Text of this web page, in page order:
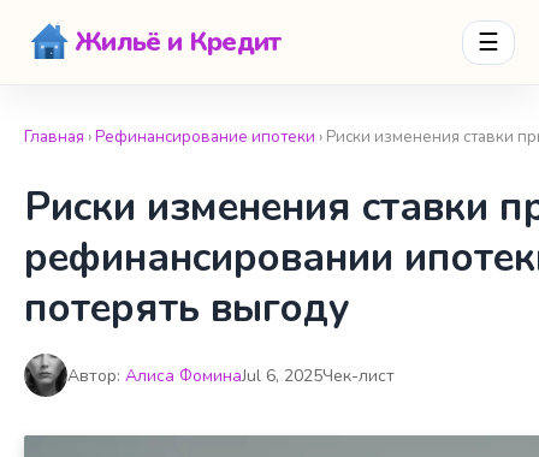
Жильё и Кредит ☰
Главная ›Рефинансирование ипотеки › Риски изменения ставки
Риски изменения ставки
рефинансировании
потерять выгоду
Автор: Алиса ФоминаJul 6, 2025Чек-лист